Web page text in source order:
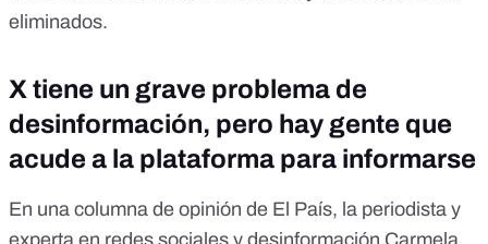
eliminados.
X tiene un grave problema de
desinformación, pero hay gente que
acude a la plataforma para informarse
En una columna de opinión de El País, la periodista y
experta en redes sociales y desinformación Carmela